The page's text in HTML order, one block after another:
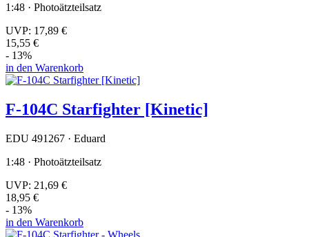
1:48 · Photoätzteilsatz
UVP: 17,89 €
15,55 €
- 13%
in den Warenkorb
F-104C Starfighter [Kinetic]
EDU 491267 · Eduard
1:48 · Photoätzteilsatz
UVP: 21,69 €
18,95 €
- 13%
in den Warenkorb